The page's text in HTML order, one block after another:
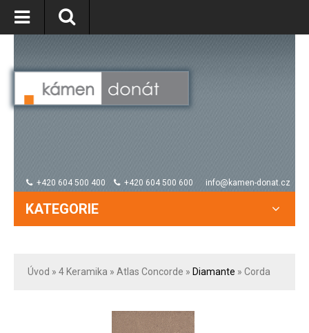
+420 604 500 400 +420 604 500 600 info@kamen-donat.cz
KATEGORIE
Úvod » 4 Keramika » Atlas Concorde » Diamante » Corda